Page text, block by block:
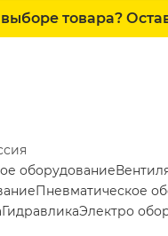
товара?
оборудование
Пневматическое
ГидравликаЭлектро